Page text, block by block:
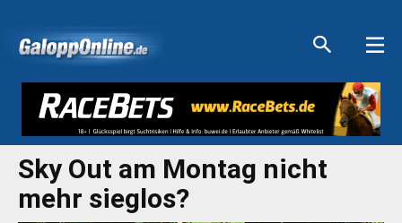
Sky Out am Montag nicht
mehr sieglos?